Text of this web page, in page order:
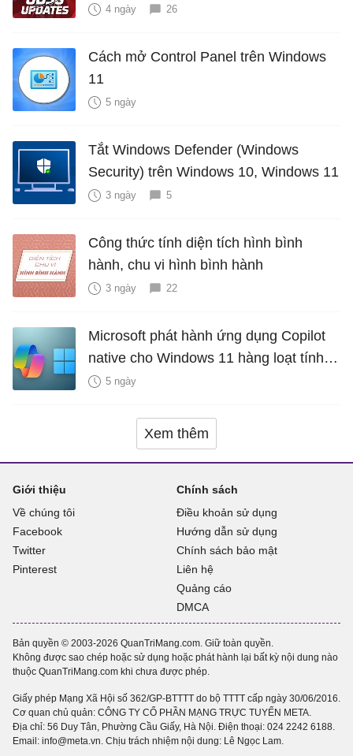
4 ngày 26
Cách mở Control Panel trên Windows
11
5 ngày
Tắt Windows Defender (Windows
Security) trên Windows 10, Windows 11
3 ngày 5
Công thức tính diện tích hình bình
hành, chu vi hình bình hành
3 ngày 22
Microsoft phát hành ứng dụng Copilot
native cho Windows 11 hàng loạt tính
năng mới Hữu Ích
5 ngày
Xem thêm
Giới thiệu
Về chúng tôi
Facebook
Twitter
Pinterest
Chính sách
Điều khoản sử dụng
Hướng dẫn sử dụng
Chính sách bảo mật
Liên hệ
Quảng cáo
DMCA
Bản quyền © 2003-2026 QuanTriMang.com. Giữ toàn quyền.
Không được sao chép hoặc sử dụng hoặc phát hành lại bất kỳ nội dung nào
thuộc QuanTriMang.com khi chưa được phép.
Giấy phép Mạng Xã Hội số 362/GP-BTTTT do bộ TTTT cấp ngày 30/06/2016.
Cơ quan chủ quản: CÔNG TY CỔ PHẦN MẠNG TRỰC TUYẾN META.
Địa chỉ: 56 Duy Tân, Phường Cầu Giấy, Hà Nội. Điện thoại: 024 2242 6188.
Email: info@meta.vn. Chịu trách nhiệm nội dung: Lê Ngọc Lam.